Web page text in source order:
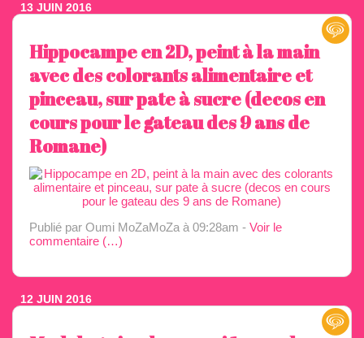
13 JUIN 2016
Hippocampe en 2D, peint à la main
avec des colorants alimentaire et
pinceau, sur pate à sucre (decos en
cours pour le gateau des 9 ans de
Romane)
Publié par Oumi MoZaMoZa à 09:28am - Voir le
commentaire (…)
12 JUIN 2016